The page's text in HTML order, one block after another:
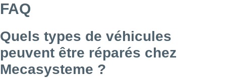
FAQ
Quels types de véhicules
peuvent être réparés chez
Mecasysteme ?